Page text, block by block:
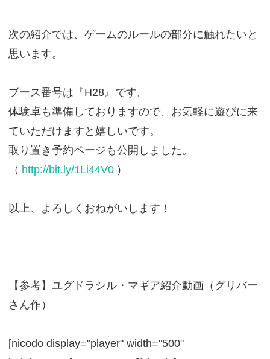
次の紹介では、ゲームのルールの部分に触れたいと
思います。
ブース番号は『H28』です。
体験卓も準備しておりますので、お気軽に遊びに来
ていただけますと嬉しいです。
取り置き予約ページも公開しました。
（ http://bit.ly/1Li44V0 ）
以上、よろしくおねがいします！
【参考】ユグドラシル・マギア紹介動画（グリバー
さん作）
[nicodo display="player" width="500"